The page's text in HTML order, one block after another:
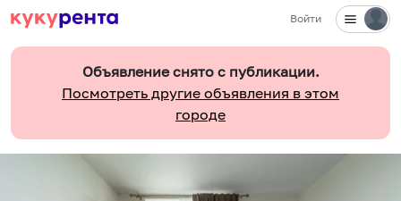
Войти
Объявление снято с публикации.
Посмотреть другие объявления в этом
городе